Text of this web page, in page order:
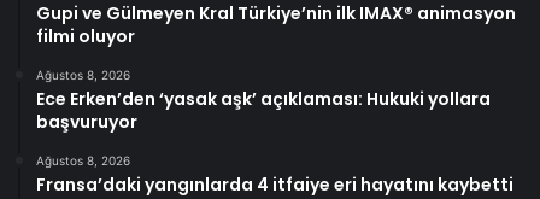
Gupi ve Gülmeyen Kral Türkiye’nin ilk IMAX® animasyon
filmi oluyor
Ağustos 8, 2026
Ece Erken’den ‘yasak aşk’ açıklaması: Hukuki yollara
başvuruyor
Ağustos 8, 2026
Fransa’daki yangınlarda 4 itfaiye eri hayatını kaybetti